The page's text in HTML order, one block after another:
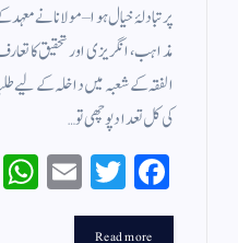
پر تبادلۂ خیال ہوا – مولانا نے
مذاہب ، انگریزی اور تحقیق کا
الفقہ کے شعبہ میں داخلہ کے لیے
کی کل تعداد پوچھی تو…
Fa
ce
T
wi
E
Read more